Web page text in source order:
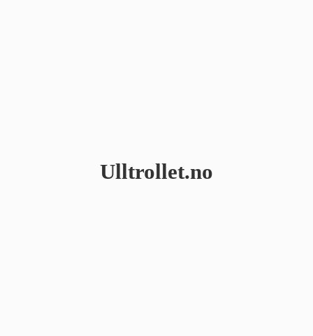
Ulltrollet.no